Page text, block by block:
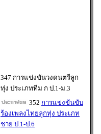
347 การแข่งขันวงดนตรีลูก
ทุ่ง ประเภททีม ก ป.1-ม.3
352 การแข่งขันขับ
ร้องเพลงไทยลูกทุ่ง ประเภท
ชาย ป.1-ป.6